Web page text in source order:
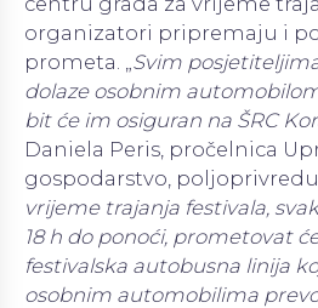
organizatori pripremaju i
prometa. „Svim
dolaze osobnim
bit će im osiguran na ŠRC
Daniela Peris, pročelnica
gospodarstvo,
vrijeme trajanja festivala,
18 h do ponoći, prometovat
festivalska autobusna linija
osobnim automobilima